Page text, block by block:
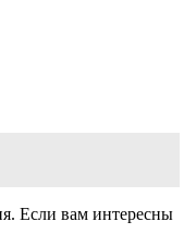
Если вам интересны